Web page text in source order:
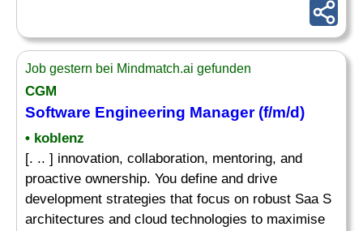
Job gestern bei Mindmatch.ai gefunden
CGM
Software Engineering Manager(f/m/d)
• koblenz
[. .. ] innovation, collaboration, mentoring, and
proactive ownership. You define and drive
development strategies that focus on robust Saa S
architectures and cloud technologies to maximise